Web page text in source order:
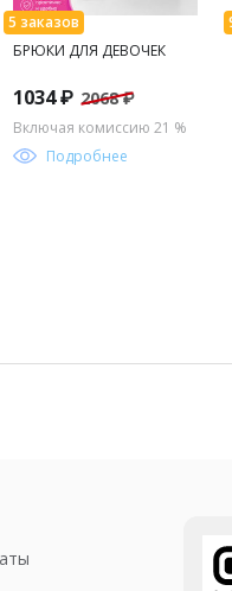
БРЮКИ ДЛЯ ДЕВОЧЕК
1034 ₽ 2068 ₽
Включая комиссию 21 %
Подробнее